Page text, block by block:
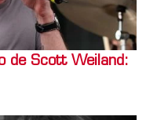
de Scott Weiland: